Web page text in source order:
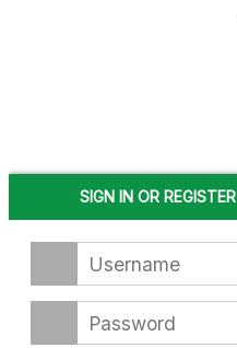
SIGN IN OR REGISTER